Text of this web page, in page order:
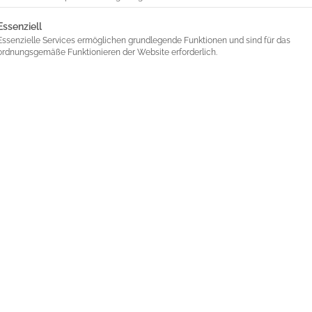
eine Liste der Service-Gruppen, für die eine Einwilligung
Services ermöglichen grundlegende Funktionen und sind für das
Funktionieren der Website erforderlich.